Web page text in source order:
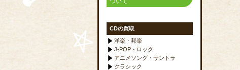
CDの買取
洋楽・邦楽
J-POP・ロック
アニメソング・サントラ
クラシック